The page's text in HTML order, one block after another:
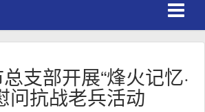
支部开展“烽火记忆·
问抗战老兵活动